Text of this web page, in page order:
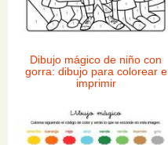
Dibujo mágico de niño con
gorra: dibujo para colorear e
imprimir